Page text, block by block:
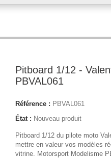
Pitboard 1/12 -
PBVAL061
Référence : PBVAL061
État : Nouveau produit
Pitboard 1/12 du pilote moto
mettre en valeur vos modèles
vitrine. Motorsport Modelisme